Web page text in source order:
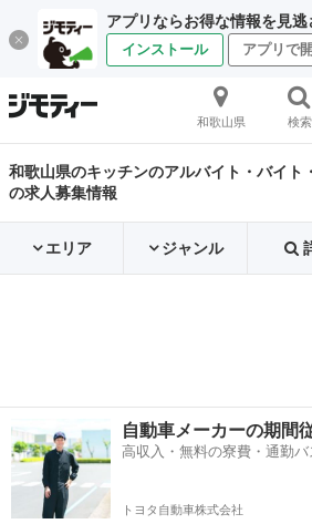
アプリならお得な情報を見逃
インストール アプリで
和歌山県 検索
和歌山県のキッチンのアルバイト・バイト
の求人募集情報
エリア ジャンル
自動車メーカーの期間
高収入・無料の寮費・通勤バ
トヨタ自動車株式会社